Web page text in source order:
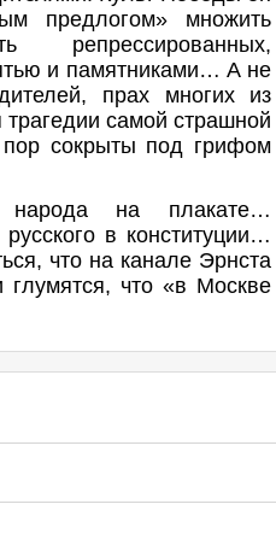
предлогом» множить
репрессированных,
и памятниками… А не
прах многих из
самой страшной
сокрыты под грифом
народа на плакате…
в конституции…
что на канале Эрнста
что «в Москве